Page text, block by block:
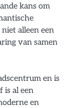
kans om
alleen een
van samen
en is
is al een
en